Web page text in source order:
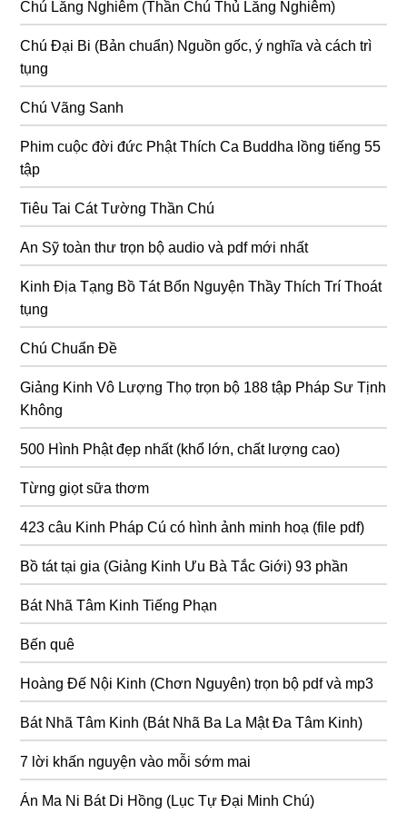
Chú Lăng Nghiêm (Thần Chú Thủ Lăng Nghiêm)
Chú Đại Bi (Bản chuẩn) Nguồn gốc, ý nghĩa và cách trì
tụng
Chú Vãng Sanh
Phim cuộc đời đức Phật Thích Ca Buddha lồng tiếng 55
tập
Tiêu Tai Cát Tường Thần Chú
An Sỹ toàn thư trọn bộ audio và pdf mới nhất
Kinh Địa Tạng Bồ Tát Bổn Nguyện Thầy Thích Trí Thoát
tụng
Chú Chuẩn Đề
Giảng Kinh Vô Lượng Thọ trọn bộ 188 tập Pháp Sư Tịnh
Không
500 Hình Phật đẹp nhất (khổ lớn, chất lượng cao)
Từng giọt sữa thơm
423 câu Kinh Pháp Cú có hình ảnh minh hoạ (file pdf)
Bồ tát tại gia (Giảng Kinh Ưu Bà Tắc Giới) 93 phần
Bát Nhã Tâm Kinh Tiếng Phạn
Bến quê
Hoàng Đế Nội Kinh (Chơn Nguyên) trọn bộ pdf và mp3
Bát Nhã Tâm Kinh (Bát Nhã Ba La Mật Đa Tâm Kinh)
7 lời khấn nguyện vào mỗi sớm mai
Án Ma Ni Bát Di Hồng (Lục Tự Đại Minh Chú)